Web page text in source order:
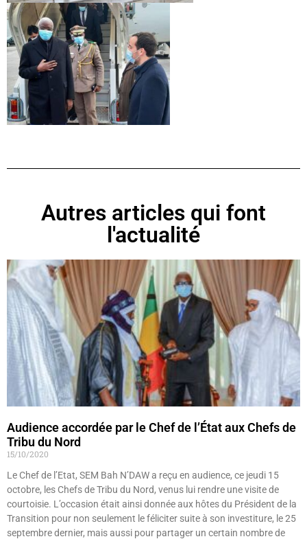
Autres articles qui font
l'actualité
Audience accordée par le Chef de l’État aux Chefs de
Tribu du Nord
15/10/2020
Le Chef de l’Etat, SEM Bah N’DAW a reçu en audience, ce jeudi 15
octobre, les Chefs de Tribu du Nord, venus lui rendre une visite de
courtoisie. L’occasion était ainsi donnée aux hôtes du Président de la
Transition pour non seulement le féliciter suite à son investiture, le 25
septembre dernier, mais aussi pour partager un certain nombre de